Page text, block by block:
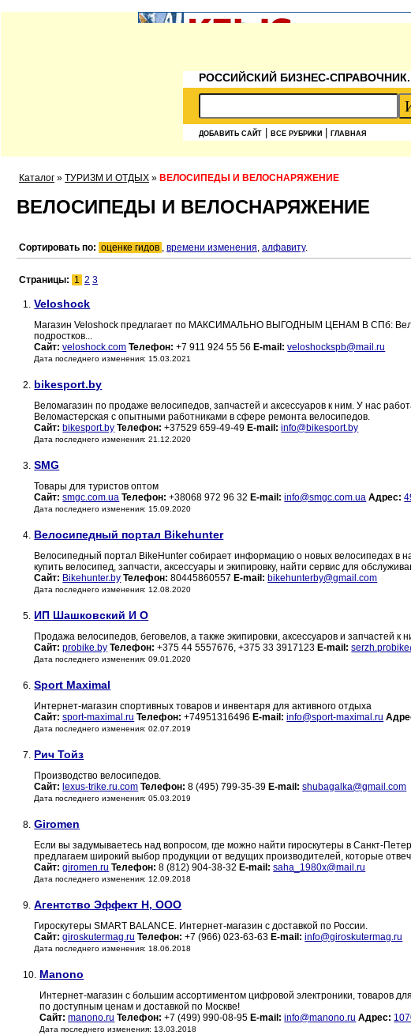
РОССИЙСКИЙ БИЗНЕС-
ДОБАВИТЬ САЙТ ВСЕ РУБРИКИ ГЛАВНАЯ
Каталог » ТУРИЗМ И ОТДЫХ » ВЕЛОСИПЕДЫ И ВЕЛОСНАРЯЖЕНИЕ
ВЕЛОСИПЕДЫ И ВЕЛОСНАРЯЖЕНИЕ
Сортировать по: оценке гидов , времени изменения, алфавиту.
Страницы: 1 2 3
1. Veloshock
Магазин Veloshock предлагает по МАКСИМАЛЬНО ВЫГОДНЫМ ЦЕНАМ В СПб:
подростков...
Сайт: veloshock.com Телефон: +7 911 924 55 56 E-mail: veloshockspb@mail.ru
Дата последнего изменения: 15.03.2021
2. bikesport.by
Веломагазин по продаже велосипедов, запчастей и аксессуаров к ним. У нас
Веломастерская с опытными работниками в сфере ремонта велосипедов.
Сайт: bikesport.by Телефон: +37529 659-49-49 E-mail: info@bikesport.by
Дата последнего изменения: 21.12.2020
3. SMG
Товары для туристов оптом
Сайт: smgc.com.ua Телефон: +38068 972 96 32 E-mail: info@smgc.com.ua Адрес:
Дата последнего изменения: 15.09.2020
4. Велосипедный портал Bikehunter
Велосипедный портал BikeHunter собирает информацию о новых велосипедах в
купить велосипед, запчасти, аксессуары и экипировку, найти сервис для
Сайт: Bikehunter.by Телефон: 80445860557 E-mail: bikehunterby@gmail.com
Дата последнего изменения: 12.08.2020
5. ИП Шашковский И О
Продажа велосипедов, беговелов, а также экипировки, аксессуаров и запчастей к
Сайт: probike.by Телефон: +375 44 5557676, +375 33 3917123 E-mail:
Дата последнего изменения: 09.01.2020
6. Sport Maximal
Интернет-магазин спортивных товаров и инвентаря для активного отдыха
Сайт: sport-maximal.ru Телефон: +74951316496 E-mail: info@sport-maximal.ru
Дата последнего изменения: 02.07.2019
7. Рич Тойз
Производство велосипедов.
Сайт: lexus-trike.ru.com Телефон: 8 (495) 799-35-39 E-mail: shubagalka@gmail.com
Дата последнего изменения: 05.03.2019
8. Giromen
Если вы задумываетесь над вопросом, где можно найти гироскутеры в Санкт-
предлагаем широкий выбор продукции от ведущих производителей, которые
Сайт: giromen.ru Телефон: 8 (812) 904-38-32 E-mail: saha_1980x@mail.ru
Дата последнего изменения: 12.09.2018
9. Агентство Эффект Н, ООО
Гироскутеры SMART BALANCE. Интернет-магазин с доставкой по России.
Сайт: giroskutermag.ru Телефон: +7 (966) 023-63-63 E-mail: info@giroskutermag.ru
Дата последнего изменения: 18.06.2018
10. Manono
Интернет-магазин с большим ассортиментом цифровой электроники, товаров
по доступным ценам и доставкой по Москве!
Сайт: manono.ru Телефон: +7 (499) 990-08-95 E-mail: info@manono.ru Адрес:
Дата последнего изменения: 13.03.2018